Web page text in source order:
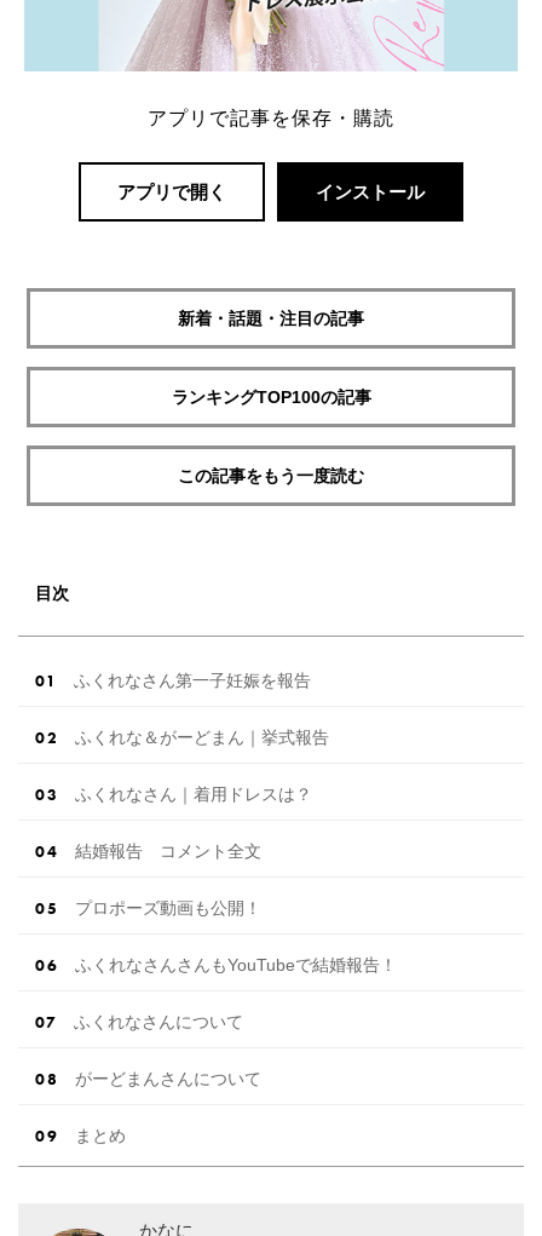
アプリで記事を保存・購読
アプリで開く インストール
新着・話題・注目の記事
ランキングTOP100の記事
この記事をもう一度読む
目次
ふくれなさん第一子妊娠を報告
ふくれな＆がーどまん｜挙式報告
ふくれなさん｜着用ドレスは？
結婚報告 コメント全文
プロポーズ動画も公開！
ふくれなさんさんもYouTubeで結婚報告！
ふくれなさんについて
がーどまんさんについて
まとめ
かなに